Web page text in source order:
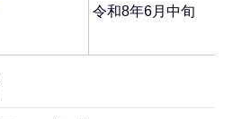
令和8年6月中旬